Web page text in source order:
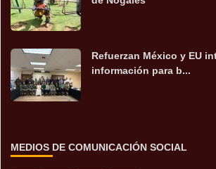
Refuerzan México y EU
información para b...
MEDIOS DE COMUNICACIÓN SOCIAL